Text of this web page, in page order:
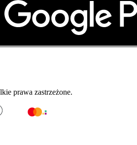
prawa zastrzeżone.